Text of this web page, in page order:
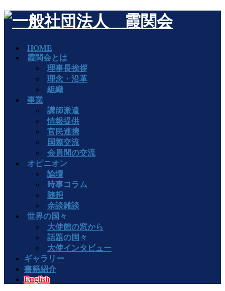
HOME
霞関会とは
理事長挨拶
理念・沿革
組織
事業
講師派遣
情報提供
官民連携
国際交流
会員間の交流
オピニオン
論壇
時事コラム
随想
余談雑談
世界の国々
大使館の窓から
話題の国々
大使インタビュー
ギャラリー
書籍紹介
English